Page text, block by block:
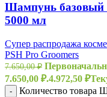
Шампунь базовый
5000 мл
Супер распродажа
PSH Pro Groomers
7.650,00₽
7.650,00 ₽.4.972,50 ₽
-
Количество товара